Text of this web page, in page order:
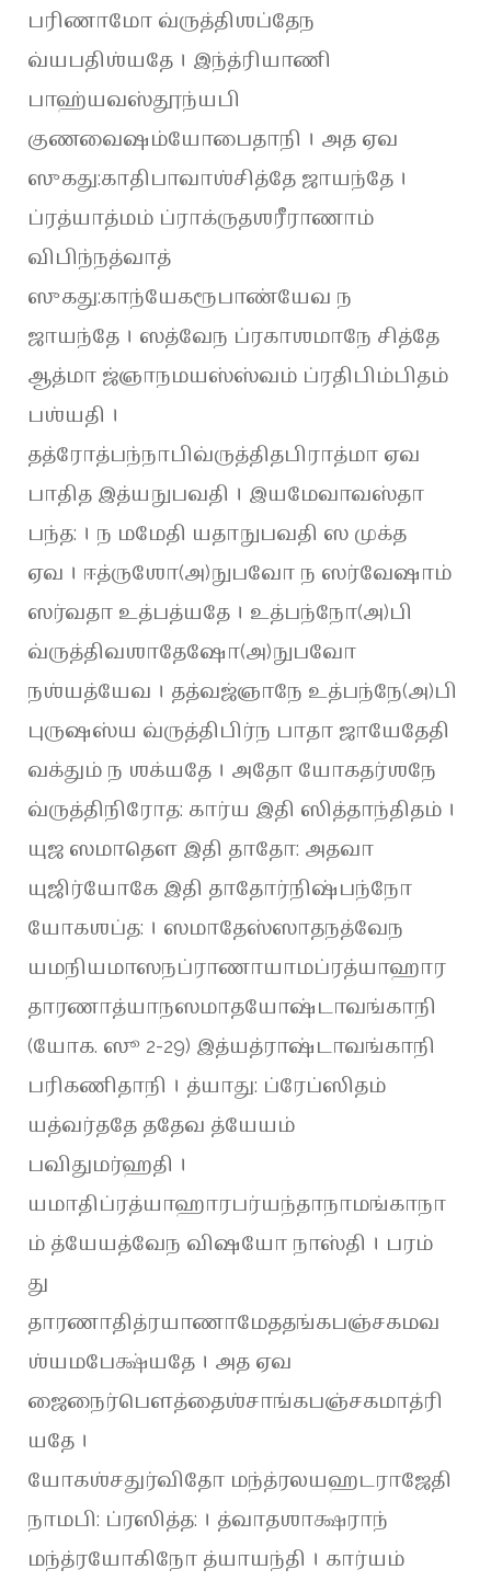
பரிணாமோ வ்ருத்திஶப்தேந
வ்யபதிஶ்யதே । இந்த்ரியாணி
பாஹ்யவஸ்தூந்யபி
குணவைஷம்யோபைதாநி । அத ஏவ
ஸுகது:காதிபாவாஶ்சித்தே ஜாயந்தே ।
ப்ரத்யாத்மம் ப்ராக்ருதஶரீராணாம்
விபிந்நத்வாத்
ஸுகது:காந்யேகரூபாண்யேவ ந
ஜாயந்தே । ஸத்வேந ப்ரகாஶமாநே சித்தே
ஆத்மா ஜ்ஞாநமயஸ்ஸ்வம் ப்ரதிபிம்பிதம்
பஶ்யதி ।
தத்ரோத்பந்நாபிவ்ருத்திதபிராத்மா ஏவ
பாதித இத்யநுபவதி । இயமேவாவஸ்தா
பந்த: । ந மமேதி யதாநுபவதி ஸ முக்த
ஏவ । ஈத்ருஶோ(அ)நுபவோ ந ஸர்வேஷாம்
ஸர்வதா உத்பத்யதே । உத்பந்நோ(அ)பி
வ்ருத்திவஶாதேஷோ(அ)நுபவோ
நஶ்யத்யேவ । தத்வஜ்ஞாநே உத்பந்நே(அ)பி
புருஷஸ்ய வ்ருத்திபிர்ந பாதா ஜாயேதேதி
வக்தும் ந ஶக்யதே । அதோ யோகதர்ஶநே
வ்ருத்திநிரோத: கார்ய இதி ஸித்தாந்திதம் ।
யுஜ ஸமாதௌ இதி தாதோ: அதவா
யுஜிர்யோகே இதி தாதோர்நிஷ்பந்நோ
யோகஶப்த: । ஸமாதேஸ்ஸாதநத்வேந
யமநியமாஸநப்ராணாயாமப்ரத்யாஹார
தாரணாத்யாநஸமாதயோஷ்டாவங்காநி
(யோக. ஸூ 2-29) இத்யத்ராஷ்டாவங்காநி
பரிகணிதாநி । த்யாது: ப்ரேப்ஸிதம்
யத்வர்ததே ததேவ த்யேயம்
பவிதுமர்ஹதி ।
யமாதிப்ரத்யாஹாரபர்யந்தாநாமங்காநா
ம் த்யேயத்வேந விஷயோ நாஸ்தி । பரம்
து
தாரணாதித்ரயாணாமேததங்கபஞ்சகமவ
ஶ்யமபேக்ஷ்யதே । அத ஏவ
ஜைநைர்பௌத்தைஶ்சாங்கபஞ்சகமாத்ரி
யதே ।
யோகஶ்சதுர்விதோ மந்த்ரலயஹடராஜேதி
நாமபி: ப்ரஸித்த: । த்வாதஶாக்ஷராந்
மந்த்ரயோகிநோ த்யாயந்தி । கார்யம்